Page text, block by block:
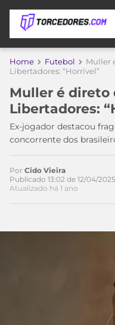
APOSTAS
DE
APOSTA
MELHORES
SITES
DE
APOSTAS
2026
COPA
DO
MUNDO
TIMES
MEU
Home Futebol
Muller
Libertadores: “Horrível”
Muller é direto
Libertadores:
Ex-jogador destacou
concorrente dos
Acesse o perfil
Por Cido Vieira
Publicado 13:02 de 12/04/2025
Atualizado há 1 ano